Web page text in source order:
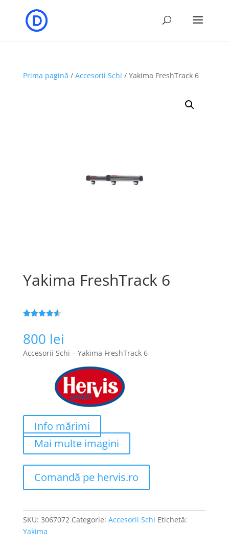
Prima pagină / Accesorii Schi / Yakima FreshTrack 6
Yakima FreshTrack 6
pe baza a
de evaluări
de la
800 lei
Accesorii Schi – Yakima FreshTrack 6
Info mărimi
Mai multe imagini
Comandă pe hervis.ro
SKU: 3067072 Categorie: Accesorii Schi Etichetă:
Yakima